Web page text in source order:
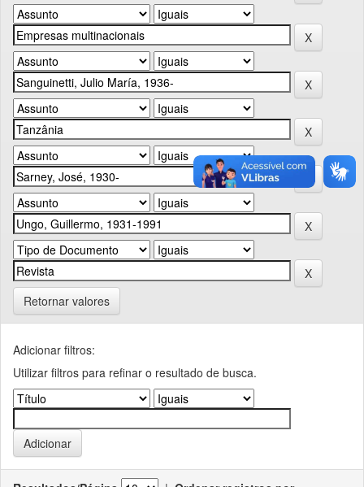
Retornar valores
Adicionar filtros:
Utilizar filtros para refinar o resultado de busca.